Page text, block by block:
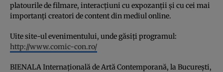
platourile de filmare, interacţiuni cu expozanţii şi cu cei mai
importanţi creatori de content din mediul online.
Uite site-ul evenimentului, unde găsiţi programul:
http://www.comic-con.ro/
BIENALA Internaţională de Artă Contemporană, la Bucureşti,